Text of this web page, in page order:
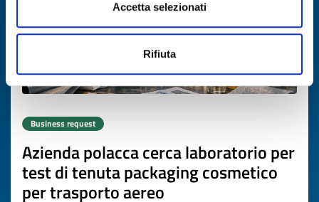
Accetta selezionati
Rifiuta
Business request
Azienda polacca cerca laboratorio per
test di tenuta packaging cosmetico
per trasporto aereo